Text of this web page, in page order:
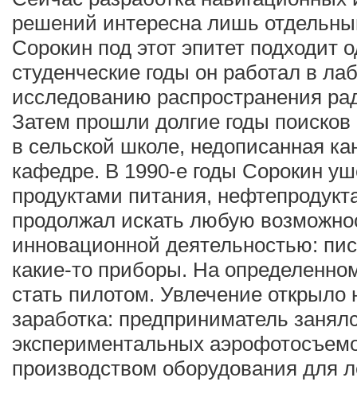
решений интересна лишь
Сорокин под этот эпитет подходит
студенческие годы он работал в
исследованию распространения
Затем прошли долгие годы
в сельской школе, недописанная
кафедре. В 1990-е годы Сорокин
продуктами питания,
продолжал искать любую
инновационной деятельностью:
какие-то приборы. На
стать пилотом. Увлечение
заработка: предприниматель
экспериментальных
производством оборудования для